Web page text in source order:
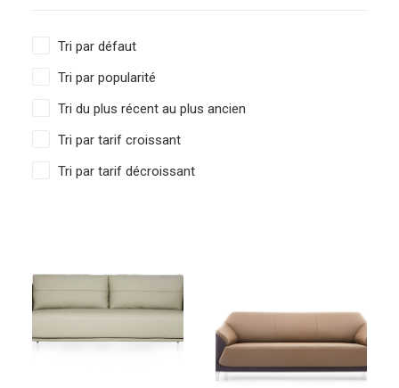
Tri par défaut
Tri par popularité
Tri du plus récent au plus ancien
Tri par tarif croissant
Tri par tarif décroissant